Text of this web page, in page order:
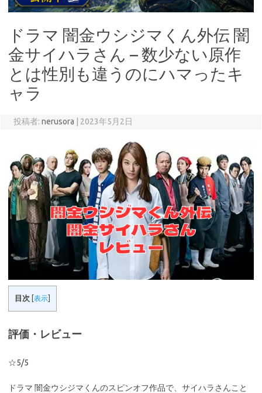
ドラマ 闇金ウシジマくん外伝 闇
金サイハラさん – 数少ない原作
とは性別も違うのにハマったキ
ャラ
投稿者: nerusora 2023年5月2日
目次 表示
評価・レビュー
☆5/5
ドラマ 闇金ウシジマくんのスピンオフ作品で、サイハラさんこと